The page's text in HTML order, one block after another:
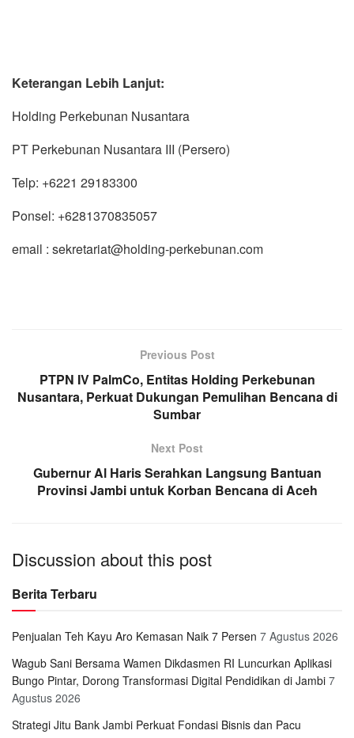
Keterangan Lebih Lanjut:
Holding Perkebunan Nusantara
PT Perkebunan Nusantara III (Persero)
Telp: +6221 29183300
Ponsel: +6281370835057
email : sekretariat@holding-perkebunan.com
Previous Post
PTPN IV PalmCo, Entitas Holding Perkebunan
Nusantara, Perkuat Dukungan Pemulihan Bencana di
Sumbar
Next Post
Gubernur Al Haris Serahkan Langsung Bantuan
Provinsi Jambi untuk Korban Bencana di Aceh
Discussion about this post
Berita Terbaru
Penjualan Teh Kayu Aro Kemasan Naik 7 Persen 7 Agustus 2026
Wagub Sani Bersama Wamen Dikdasmen RI Luncurkan Aplikasi
Bungo Pintar, Dorong Transformasi Digital Pendidikan di Jambi 7
Agustus 2026
Strategi Jitu Bank Jambi Perkuat Fondasi Bisnis dan Pacu